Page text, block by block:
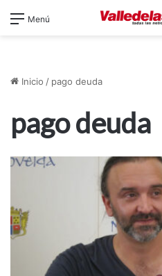
Menú
Inicio / pago deuda
pago deuda